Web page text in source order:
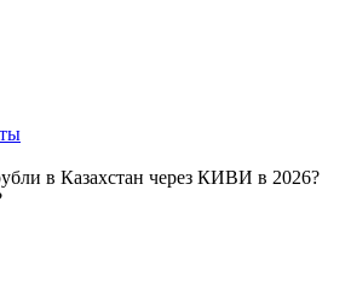
в Казахстан через КИВИ в 2026?